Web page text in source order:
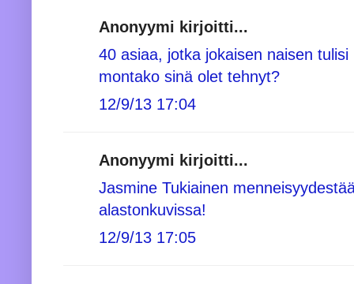
Anonyymi kirjoitti...
40 asiaa, jotka jokaisen naisen
montako sinä olet tehnyt?
12/9/13 17:04
Anonyymi kirjoitti...
Jasmine Tukiainen
alastonkuvissa!
12/9/13 17:05